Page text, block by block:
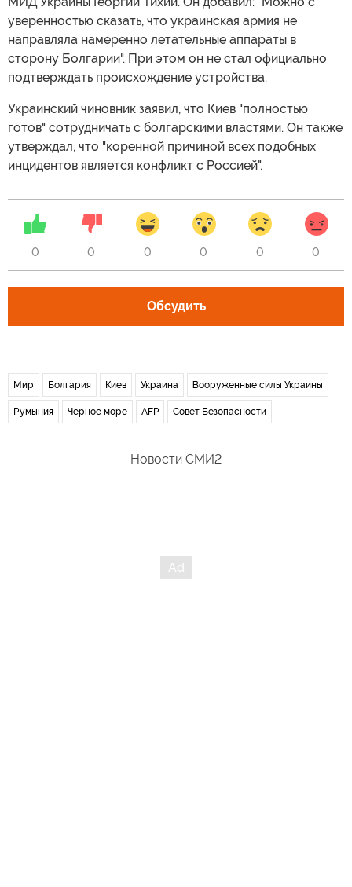
уверенностью сказать, что украинская армия не
направляла намеренно летательные аппараты в
сторону Болгарии". При этом он не стал официально
подтверждать происхождение устройства.
Украинский чиновник заявил, что Киев "полностью
готов" сотрудничать с болгарскими властями. Он также
утверждал, что "коренной причиной всех подобных
инцидентов является конфликт с Россией".
0 0 0 0 0 0
Обсудить
Мир Болгария Киев Украина Вооруженные силы Украины
Румыния Черное море AFP Совет Безопасности
Новости СМИ2